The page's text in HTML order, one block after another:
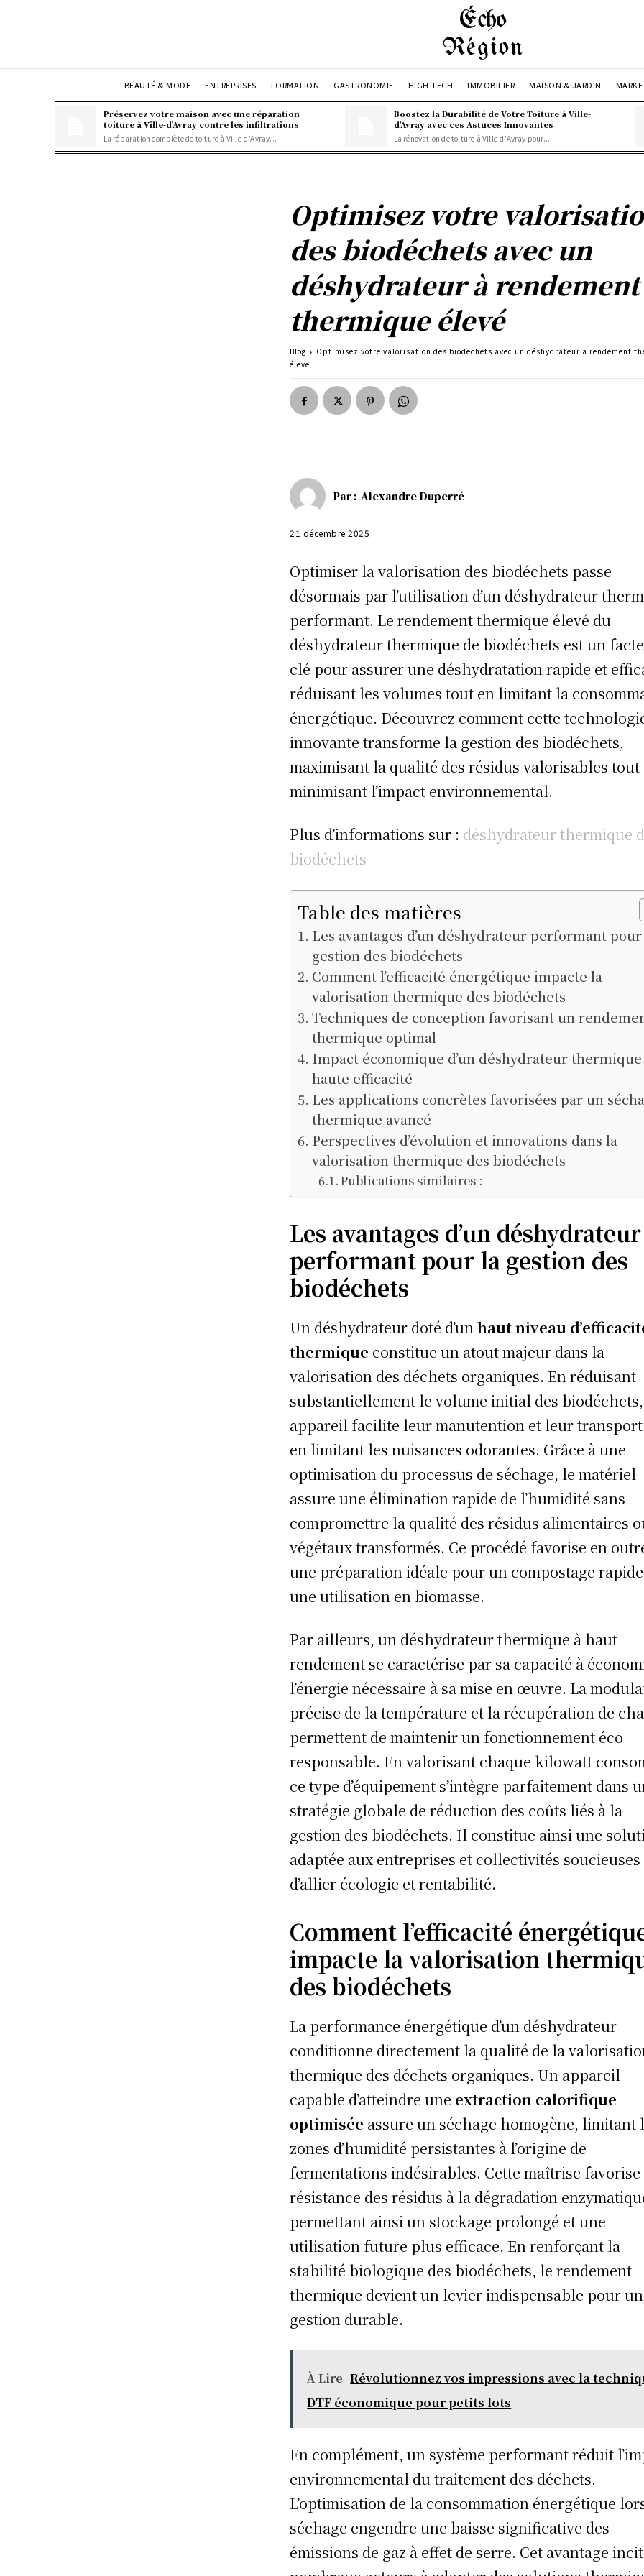
Écho
Région
BEAUTÉ & MODE ENTREPRISES FORMATION GASTRONOMIE HIGH-TECH IMMOBILIER MAISON & JARDIN
Préservez votre maison avec une réparation
toiture à Ville-d’Avray contre les infiltrations
La réparation complète de toiture à Ville-d’Avray...
Boostez la Durabilité de Votre Toiture à Ville-
d’Avray avec ces Astuces Innovantes
La rénovation de toiture à Ville-d’Avray pour...
Optimisez votre
des biodéchets avec un
déshydrateur à rendement
thermique élevé
Blog
Optimisez votre valorisation des biodéchets avec un déshydrateur à rendement
élevé
Par : Alexandre Duperré
21 décembre 2025
Optimiser la valorisation des biodéchets passe
désormais par l’utilisation d’un déshydrateur
performant. Le rendement thermique élevé du
déshydrateur thermique de biodéchets est un
clé pour assurer une déshydratation rapide et
réduisant les volumes tout en limitant la
énergétique. Découvrez comment cette
innovante transforme la gestion des biodéchets,
maximisant la qualité des résidus valorisables tout
minimisant l’impact environnemental.
Plus d’informations sur : déshydrateur thermique
biodéchets
Table des matières
Les avantages d’un déshydrateur performant pour
gestion des biodéchets
Comment l’efficacité énergétique impacte la
valorisation thermique des biodéchets
Techniques de conception favorisant un
thermique optimal
Impact économique d’un déshydrateur thermique
haute efficacité
Les applications concrètes favorisées par un
thermique avancé
Perspectives d’évolution et innovations dans la
valorisation thermique des biodéchets
Publications similaires :
Les avantages d’un déshydrateur
performant pour la gestion des
biodéchets
Un déshydrateur doté d’unhaut niveau
thermique constitue un atout majeur dans la
valorisation des déchets organiques. En réduisant
substantiellement le volume initial des
appareil facilite leur manutention et leur
en limitant les nuisances odorantes. Grâce à une
optimisation du processus de séchage, le matériel
assure une élimination rapide de l’humidité sans
compromettre la qualité des résidus alimentaires
végétaux transformés. Ce procédé favorise en
une préparation idéale pour un compostage
une utilisation en biomasse.
Par ailleurs, un déshydrateur thermique à haut
rendement se caractérise par sa capacité à
l’énergie nécessaire à sa mise en œuvre. La
précise de la température et la récupération de
permettent de maintenir un fonctionnement éco-
responsable. En valorisant chaque kilowatt
ce type d’équipement s’intègre parfaitement dans
stratégie globale de réduction des coûts liés à la
gestion des biodéchets. Il constitue ainsi une
adaptée aux entreprises et collectivités soucieuses
d’allier écologie et rentabilité.
Comment l’efficacité
impacte la valorisation
des biodéchets
La performance énergétique d’un déshydrateur
conditionne directement la qualité de la
thermique des déchets organiques. Un appareil
capable d’atteindre une extraction calorifique
optimisée assure un séchage homogène, limitant
zones d’humidité persistantes à l’origine de
fermentations indésirables. Cette maîtrise
résistance des résidus à la dégradation
permettant ainsi un stockage prolongé et une
utilisation future plus efficace. En renforçant la
stabilité biologique des biodéchets, le rendement
thermique devient un levier indispensable pour
gestion durable.
À Lire Révolutionnez vos impressions avec la
DTF économique pour petits lots
En complément, un système performant réduit
environnemental du traitement des déchets.
L’optimisation de la consommation énergétique
séchage engendre une baisse significative des
émissions de gaz à effet de serre. Cet avantage